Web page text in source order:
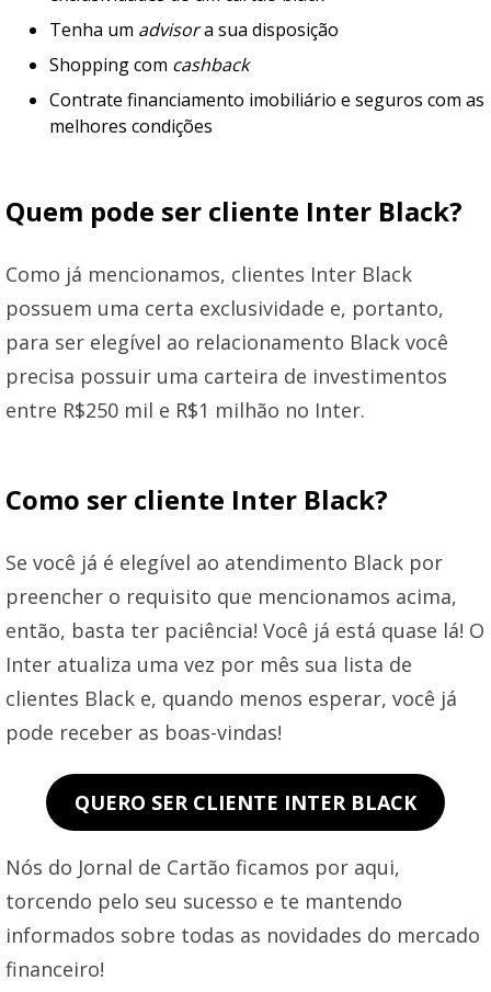
Tenha um advisora sua disposição
Shopping com cashback
Contrate financiamento imobiliário e seguros com as
melhores condições
Quem pode ser cliente Inter Black?
Como já mencionamos, clientes Inter Black
possuem uma certa exclusividade e, portanto,
para ser elegível ao relacionamento Black você
precisa possuir uma carteira de investimentos
entre R$250 mil e R$1 milhão no Inter.
Como ser cliente Inter Black?
Se você já é elegível ao atendimento Black por
preencher o requisito que mencionamos acima,
então, basta ter paciência! Você já está quase lá! O
Inter atualiza uma vez por mês sua lista de
clientes Black e, quando menos esperar, você já
pode receber as boas-vindas!
QUERO SER CLIENTE INTER BLACK
Nós do Jornal de Cartão ficamos por aqui,
torcendo pelo seu sucesso e te mantendo
informados sobre todas as novidades do mercado
financeiro!